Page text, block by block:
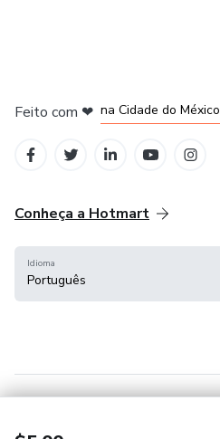
Feito com ❤ na Cidade do México
Conheça a Hotmart
Idioma
Português